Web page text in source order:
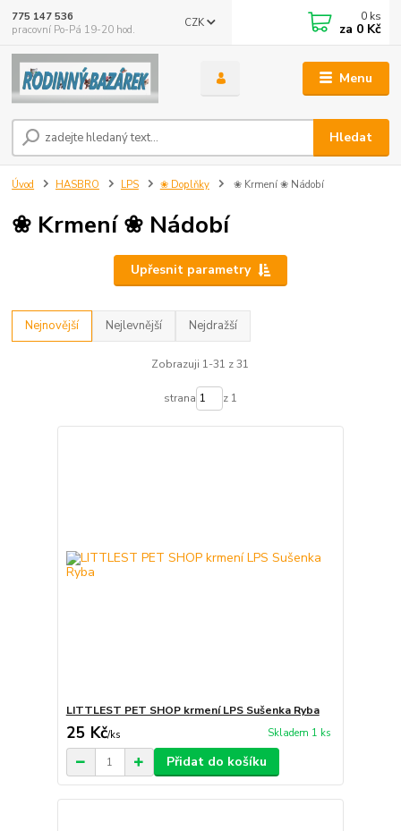
Menu
CZK
Hledat
775 147 536
pracovní Po-Pá 19-20 hod.
0 ks
za 0 Kč
Úvod HASBRO LPS ❀ Doplňky ❀ Krmení ❀ Nádobí
❀ Krmení ❀ Nádobí
Upřesnit parametry
Nejnovější Nejlevnější Nejdražší
Zobrazuji 1-31 z 31
strana z 1
LITTLEST PET SHOP krmení LPS Sušenka Ryba
25 Kč/ks Skladem 1 ks
Přidat do košíku